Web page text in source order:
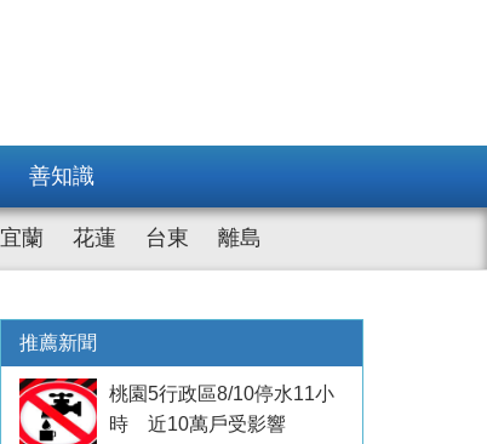
善知識
宜蘭 花蓮 台東 離島
推薦新聞
桃園5行政區8/10停水11小
時 近10萬戶受影響